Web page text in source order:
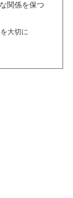
関係を保つ
大切に